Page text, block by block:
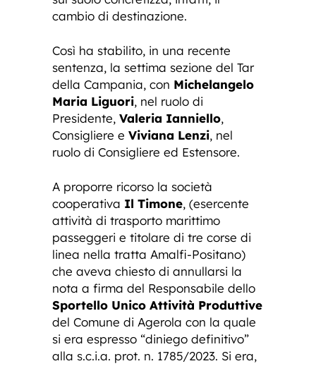
cambio di destinazione.
Così ha stabilito, in una recente
sentenza, la settima sezione del Tar
della Campania, con Michelangelo
Maria Liguori, nel ruolo di
Presidente, Valeria Ianniello,
Consigliere e Viviana Lenzi, nel
ruolo di Consigliere ed Estensore.
A proporre ricorso la società
cooperativa Il Timone, (esercente
attività di trasporto marittimo
passeggeri e titolare di tre corse di
linea nella tratta Amalfi-Positano)
che aveva chiesto di annullarsi la
nota a firma del Responsabile dello
Sportello Unico Attività Produttive
del Comune di Agerola con la quale
si era espresso “diniego definitivo”
alla s.c.i.a. prot. n. 1785/2023. Si era,